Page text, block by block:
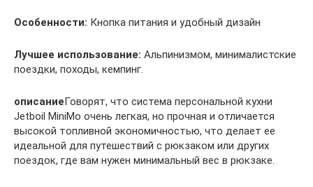
Особенности: Кнопка питания и удобный дизайн
Лучшее использование: Альпинизмом, минималистские
поездки, походы, кемпинг.
описаниеГоворят, что система персональной кухни
Jetboil MiniMo очень легкая, но прочная и отличается
высокой топливной экономичностью, что делает ее
идеальной для путешествий с рюкзаком или других
поездок, где вам нужен минимальный вес в рюкзаке.